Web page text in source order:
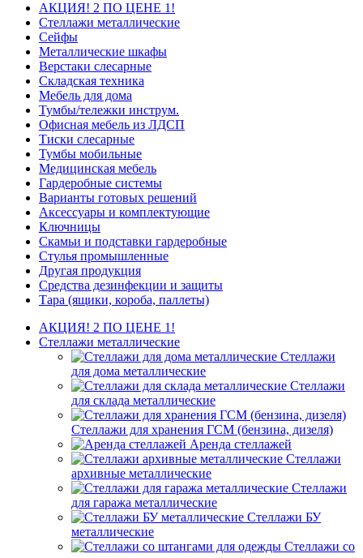
АКЦИЯ! 2 ПО ЦЕНЕ 1!
Стеллажи металлические
Сейфы
Металлические шкафы
Верстаки слесарные
Складская техника
Мебель для дома
Тумбы/тележки инструм.
Офисная мебель из ЛДСП
Тиски слесарные
Тумбы мобильные
Медицинская мебель
Гардеробные системы
Варианты готовых решений
Аксессуары и комплектующие
Ключницы
Скамьи и подставки гардеробные
Стулья промышленные
Другая продукция
Средства дезинфекции и защиты
Тара (ящики, короба, паллеты)
АКЦИЯ! 2 ПО ЦЕНЕ 1!
Стеллажи металлические
Стеллажи
для дома металлические
Стеллажи
для склада металлические
Стеллажи для хранения ГСМ (бензина, дизеля)
Аренда стеллажей
Стеллажи
архивные металлические
Стеллажи
для гаража металлические
Стеллажи БУ
металлические
Стеллажи со